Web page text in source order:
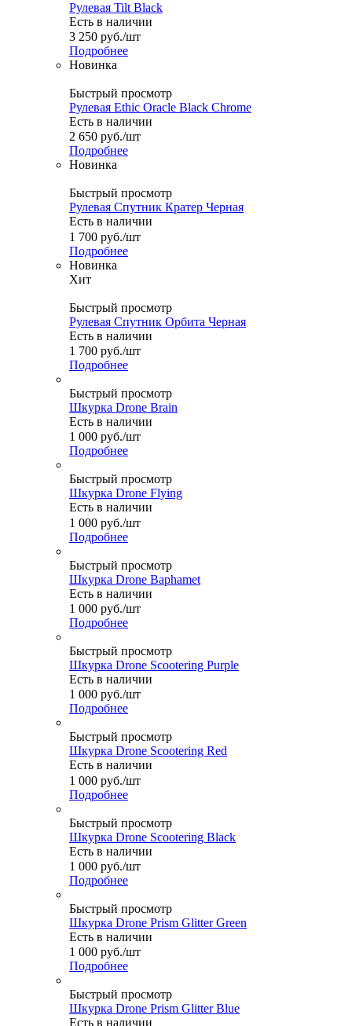
Рулевая Tilt Black
Есть в наличии
3 250 руб./шт
Подробнее
Новинка
Быстрый просмотр
Рулевая Ethic Oracle Black Chrome
Есть в наличии
2 650 руб./шт
Подробнее
Новинка
Быстрый просмотр
Рулевая Спутник Кратер Черная
Есть в наличии
1 700 руб./шт
Подробнее
Новинка
Хит
Быстрый просмотр
Рулевая Спутник Орбита Черная
Есть в наличии
1 700 руб./шт
Подробнее
Быстрый просмотр
Шкурка Drone Brain
Есть в наличии
1 000 руб./шт
Подробнее
Быстрый просмотр
Шкурка Drone Flying
Есть в наличии
1 000 руб./шт
Подробнее
Быстрый просмотр
Шкурка Drone Baphamet
Есть в наличии
1 000 руб./шт
Подробнее
Быстрый просмотр
Шкурка Drone Scootering Purple
Есть в наличии
1 000 руб./шт
Подробнее
Быстрый просмотр
Шкурка Drone Scootering Red
Есть в наличии
1 000 руб./шт
Подробнее
Быстрый просмотр
Шкурка Drone Scootering Black
Есть в наличии
1 000 руб./шт
Подробнее
Быстрый просмотр
Шкурка Drone Prism Glitter Green
Есть в наличии
1 000 руб./шт
Подробнее
Быстрый просмотр
Шкурка Drone Prism Glitter Blue
Есть в наличии